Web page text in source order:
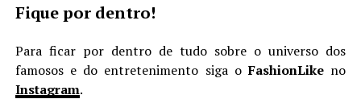
Fique por dentro!
Para ficar por dentro de tudo sobre o universo dos
famosos e do entretenimento siga oFashionLike no
Instagram.